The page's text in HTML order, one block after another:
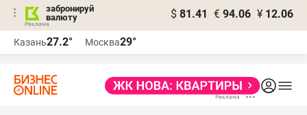
забронируй
валюту
$ 81.41 € 94.06 ¥ 12.06
Казань27.2° Москва29°